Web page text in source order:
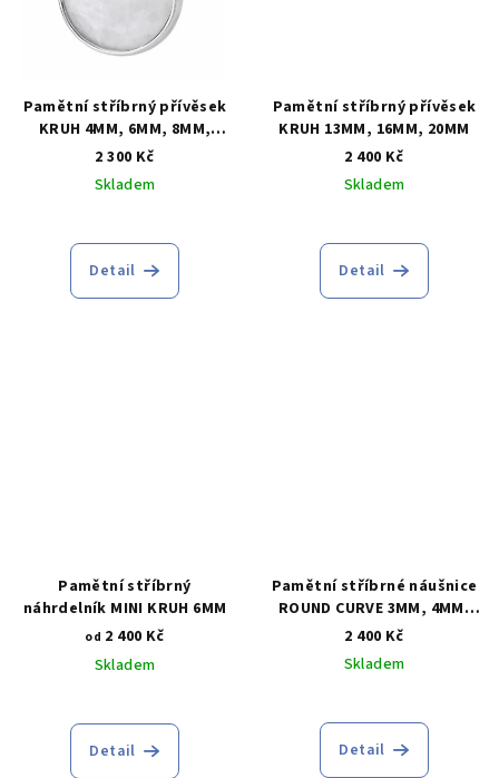
Pamětní stříbrný přívěsek
KRUH 4MM, 6MM, 8MM,
12MM, 16MM, 20MM
2 300 Kč
Skladem
hodnocení
produktu
Detail
Pamětní stříbrný přívěsek
KRUH 13MM, 16MM, 20MM
2 400 Kč
Skladem
Detail
Pamětní stříbrný
náhrdelník MINI KRUH 6MM
od 2 400 Kč
Skladem
Detail
Pamětní stříbrné náušnice
ROUND CURVE 3MM, 4MM,
5MM, 6MM, 7MM, 8MM, 9MM,
10MM
2 400 Kč
Skladem
Detail